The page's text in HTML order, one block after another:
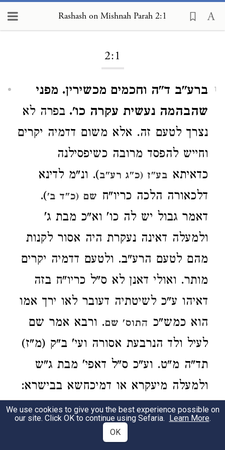
Rashash on Mishnah Parah 2:1
2:1
1
ברע"ב ד"ה וחכמים מכשירין. מפני
שהבהמה נעשית עקרה כו'. בפרה לא
נצרך לטעם זה. אלא משום דדמיה יקרים
וחייש להפסד מרובה כשיפסילנה
כדאיתא בע"ז (כ"ג רע"ב). ונ"מ לדינא
דלכאורה הלכה כריו"ח שם (כ"ד ב').
דאמר גבול יש לה כו' וא"כ מבת ג'
ולמעלה דאינה נעקרת היה אסור לקנות
מהם לטעם הרע"ב. ולטעם דדמיה יקרים
מותר. ואולי דאנן לא ס"ל כריו"ח בזה
דאיהו ע"כ לשיטתיה דעובר לאו ירך אמו
הוא כמש"כ התוס' שם. ורבא אמר שם
לעיל ולד הנרבעת אסורה ועי' ב"ק (מ"ז)
תד"ה מ"ט. וע"כ ס"ל דאפי' מבת ג"ש
ולמעלה מיעקרא או דמיכחשא בבישרא:
תוי"ט ד"ה ר"א.דכתיב כי משחתם בהם
כו'. במחכ"ת ל"ד דתיפוק ליה דחטאת
We use cookies to give you the best experience possible on
our site. Click OK to continue using Sefaria. Learn More.
OK